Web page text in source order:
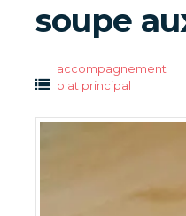
soupe
accompagnement
plat principal